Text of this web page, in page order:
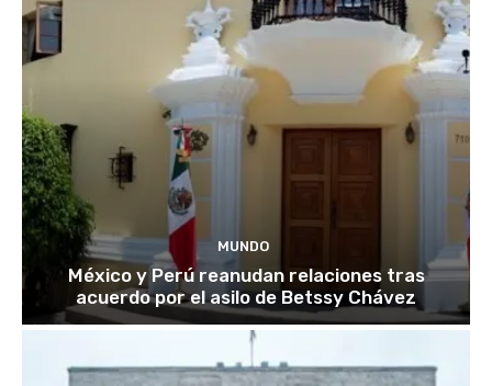
MUNDO
México y Perú reanudan relaciones tras
acuerdo por el asilo de Betssy Chávez